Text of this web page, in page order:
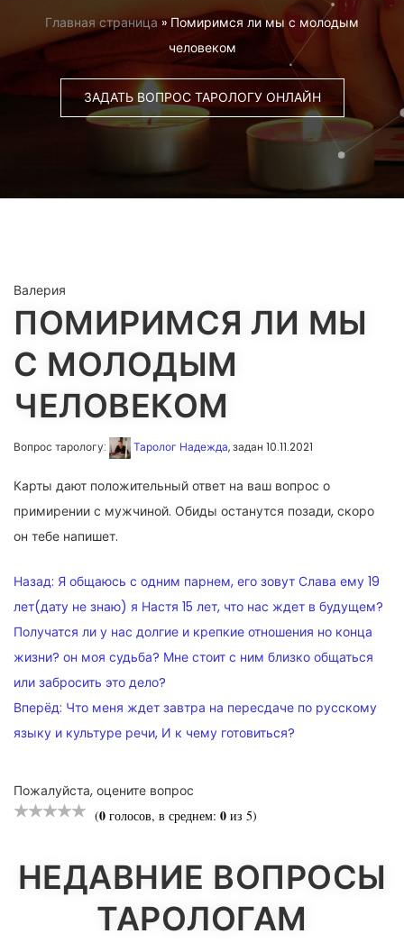
Главная страница»Помиримся ли мы с молодым
человеком
ЗАДАТЬ ВОПРОС ТАРОЛОГУ ОНЛАЙН
Валерия
ПОМИРИМСЯ ЛИ МЫ
С МОЛОДЫМ
ЧЕЛОВЕКОМ
Вопрос тарологу: Таролог Надежда, задан 10.11.2021
Карты дают положительный ответ на ваш вопрос о
примирении с мужчиной. Обиды останутся позади, скоро
он тебе напишет.
НАВИГАЦИЯ
ПО
ЗАПИСЯМ
Назад: Я общаюсь с одним парнем, его зовут Слава ему 19
лет(дату не знаю) я Настя 15 лет, что нас ждет в будущем?
Получатся ли у нас долгие и крепкие отношения но конца
жизни? он моя судьба? Мне стоит с ним близко общаться
или забросить это дело?
Вперёд: Что меня ждет завтра на пересдаче по русскому
языку и культуре речи, И к чему готовиться?
Пожалуйста, оцените вопрос
(0 голосов, в среднем: 0 из 5)
НЕДАВНИЕ ВОПРОСЫ
ТАРОЛОГАМ